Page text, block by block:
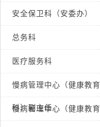
安全保卫科（安委办）
总务科
医疗服务科
慢病管理中心（健康教育
科）副主任
慢病管理中心（健康教育